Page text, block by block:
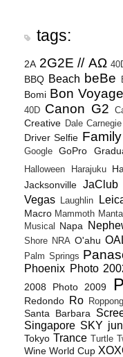
tags:
2A 2G2E // ΑΩ
BBQ Beach beBe
Bomi Bon Voyage
40D Canon G2
Creative Dale Carnegie
Driver Selfie Family
Google GoPro
Halloween
Harajuku
Jacksonville JaClub
Vegas Laughlin
Macro Mammoth Manta
Musical Napa
Shore NRA O'ahu
Palm Springs
Phoenix Photo
2008 Photo 2009
Redondo Ro
Santa Barbara
Singapore SKY
Tokyo Trance Turtle
Wine World Cup